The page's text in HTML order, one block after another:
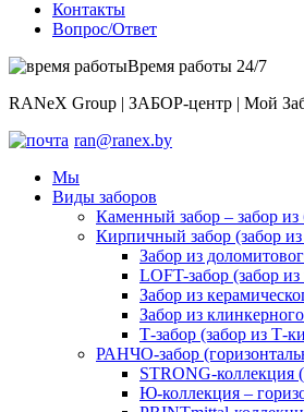
Контакты
Вопрос/Ответ
Время работы 24/7
RANeX Group | ЗАБОР-центр | Мой
ran@ranex.by
Мы
Виды заборов
Каменный забор – забор из
Кирпичный забор (забор
Забор из
LOFT-забор (забор
Забор из
Забор из
Т-забор (забор из Т-
РАНЧО-забор
STRONG-коллекция
Ю-коллекция –